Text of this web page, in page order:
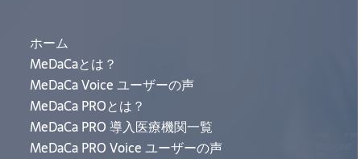
ホーム
MeDaCaとは？
MeDaCa Voice ユーザーの声
MeDaCa PROとは？
MeDaCa PRO 導入医療機関一覧
MeDaCa PRO Voice ユーザーの声